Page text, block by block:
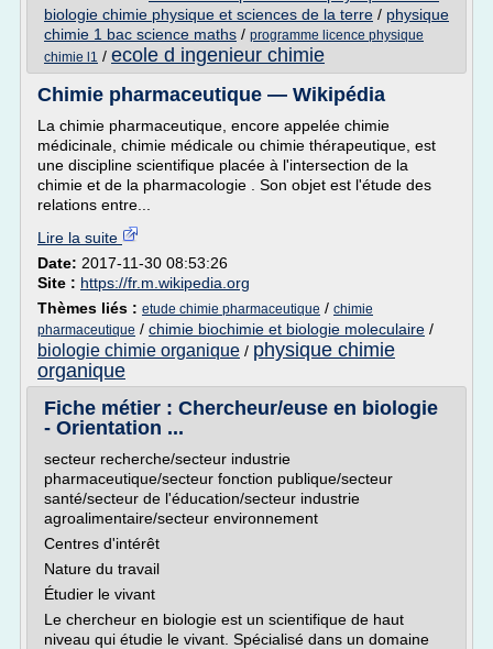
biologie chimie physique et sciences de la terre / physique
chimie 1 bac science maths / programme licence physique
chimie l1 / ecole d ingenieur chimie
Chimie pharmaceutique — Wikipédia
La chimie pharmaceutique, encore appelée chimie
médicinale, chimie médicale ou chimie thérapeutique, est
une discipline scientifique placée à l'intersection de la
chimie et de la pharmacologie . Son objet est l'étude des
relations entre...
Lire la suite
Date: 2017-11-30 08:53:26
Site : https://fr.m.wikipedia.org
Thèmes liés : etude chimie pharmaceutique / chimie
pharmaceutique / chimie biochimie et biologie moleculaire /
biologie chimie organique / physique chimie
organique
Fiche métier : Chercheur/euse en biologie
- Orientation ...
secteur recherche/secteur industrie
pharmaceutique/secteur fonction publique/secteur
santé/secteur de l'éducation/secteur industrie
agroalimentaire/secteur environnement
Centres d'intérêt
Nature du travail
Étudier le vivant
Le chercheur en biologie est un scientifique de haut
niveau qui étudie le vivant. Spécialisé dans un domaine